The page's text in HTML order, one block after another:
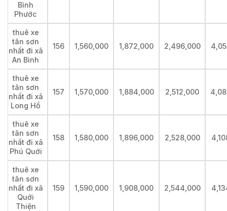
Bình
Phước
thuê xe
tân sơn
nhất đi xã
An Bình
156 1,560,000 1,872,000 2,496,000
thuê xe
tân sơn
nhất đi xã
Long Hồ
157 1,570,000 1,884,000 2,512,000
thuê xe
tân sơn
nhất đi xã
Phú Quới
158 1,580,000 1,896,000 2,528,000
thuê xe
tân sơn
nhất đi xã
Quới
Thiện
159 1,590,000 1,908,000 2,544,000